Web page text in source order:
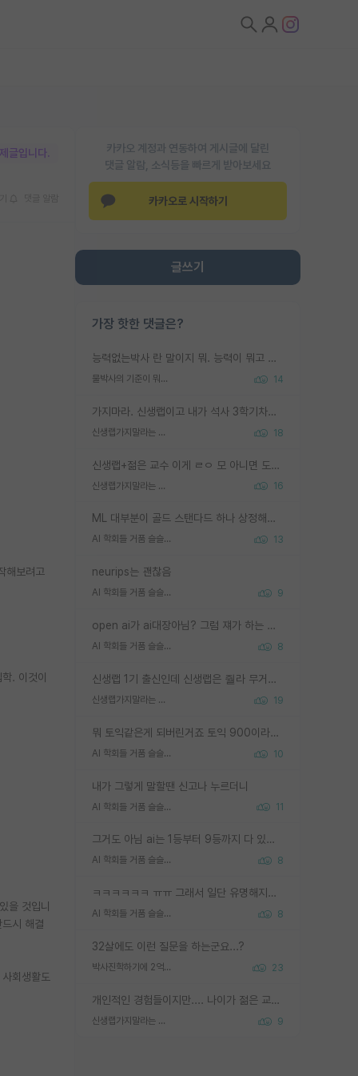
카카오 계정과 연동하여 게시글에 달린
댓글 알람, 소식등을 빠르게 받아보세요
카카오로 시작하기
글쓰기
가장 핫한 댓글은?
능력없는박사 란 말이지 뭐. 능력이 뭐고 능력이 있다는게 뭔지는 사람마다 기준이 다르니까 얘기해봐야 서로 자기 기준만 얘기해서 논쟁이 끝이 안나고. 주위에서 능력있고 야심있는 신입생이 교수가 유의미한 피드백을 아예 안주면서 제대로된 과제에 참여해볼 기회도 제공하지 않고 잡일 뺑뺑이만 돌려서 맨날 단순작업만 하면서 밤새다가 눈빛이 점점 죽어가는걸 본 사람은 물박사는 교수탓이라고 하고, 교수는 이것저것 알려도 주고 기회도 주고 사수 동기 붙여주면서 어떻게든 끌고가려고 하는데 본인이 매일 뺀질거리면서 출근 하는둥마는둥 하다가 기껏 와서도 폰이나 쳐다보다가 실험 망치고 저녁약속있어서 먼저 가볼게요~ 하는걸 본 사람은 물박사는 본인탓이라고 함.
물박사의 기준이 뭐임? 14
가지마라. 신생랩이고 내가 석사 3학기차인데 최고참인데 나도 아무것도 모르는데 교수가 후배들 왜 논문 교육 안시키냐. 논문 왜 안 써오냐 닦달한다
신생랩가지말라는 이유가 있었구나 18
신생랩+젊은 교수 이게 ㄹㅇ 모 아니면 도인듯.
신생랩가지말라는 이유가 있었구나 16
ML 대부분이 골드 스탠다드 하나 상정해놓고 (벤치마크 데이터셋이 여러 개면 여러 개 상정) 그거 얼마나 잘 맞추나 싸움임 가끔 번뜩이는 설계 철학을 보여주는 논문들도 있지만 대부분 그거 성적 얼마나 더 올리느라에 혈안이 되어 있는 측면이 잇음
AI 학회들 거품 슬슬 지적이 나오네요 13
neurips는 괜찮음
AI 학회들 거품 슬슬 지적이 나오네요 9
open ai가 ai대장아님? 그럼 쟤가 하는 말이 다 맞겠네
AI 학회들 거품 슬슬 지적이 나오네요 8
신생랩 1기 출신인데 신생랩은 줠라 무거운 바벨 같은거임. 들면 대박인데 못들면 깔려 죽음. 아무도 알려주지 않는 환경에서 자생해야하지만, 일단 살아남았다면 그 어떤 사람보다 악착같고 생존력 높은 사람으로 거듭날 수 있음
신생랩가지말라는 이유가 있었구나 19
뭐 토익같은게 되버린거죠 토익 900이라고 영어잘하는건 아닙니다만 잘하는사람은 다 900을 넘는 그런
AI 학회들 거품 슬슬 지적이 나오네요 10
내가 그렇게 말할땐 신고나 누르더니
AI 학회들 거품 슬슬 지적이 나오네요 11
그거도 아님 ai는 1등부터 9등까지 다 있음 그거도 없는 사람은 뭐냐 교수가 그냥 못하게 한거 1등급도 교수가 막으면 안됨
AI 학회들 거품 슬슬 지적이 나오네요 8
ㅋㅋㅋㅋㅋㅋ ㅠㅠ 그래서 일단 유명해지는게 중요한거같습니다
AI 학회들 거품 슬슬 지적이 나오네요 8
32살에도 이런 질문을 하는군요...?
박사진학하기에 2억은 괜찮은 (?) 정도의 경제력인가요 23
개인적인 경험들이지만.... 나이가 젊은 교수일수록 꼰대라는 가면을 쓴 채로 무례함을 행동하는 경우가 거의 90% 정도였음. 나이가 어린데 다른 또래들과 달리 명예, 권력, 재력까지 얻었으니 세상 다 가진 기분이겠지. 오히러 나이 든 교수들이 행동과 말을 더 조심하시더라.
신생랩가지말라는 이유가 있었구나 9
글입니다.
해보려고
. 이것이
을 것입니
시 해결
회생활도